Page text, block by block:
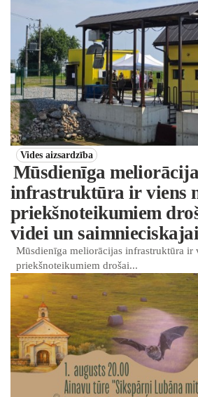
Vides aizsardzība
Mūsdienīga
infrastruktūra ir viens
priekšnoteikumiem
videi un
Mūsdienīga meliorācijas infrastruktūra ir
priekšnoteikumiem drošai...